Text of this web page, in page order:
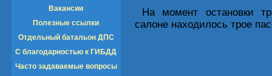
Вакансии
Полезные ссылки
Отдельный батальон ДПС
С благодарностью к ГИБДД
Часто задаваемые вопросы
На момент остановки
салоне находилось трое